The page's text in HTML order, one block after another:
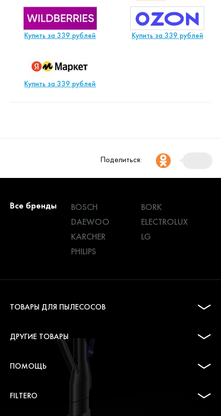
Купить за 339 рублей Купить за 339 рублей
Купить за 339 рублей
Поделиться:
Все бренды BOSCH
BORK
DAEWOO
ELECTROLUX
KARCHER
LG
PHILIPS
ТОВАРЫ ДЛЯ ПЫЛЕСОСОВ
ДРУГИЕ ТОВАРЫ
ПОМОЩЬ
FILTERO